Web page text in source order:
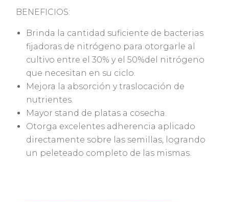
BENEFICIOS:
Brinda la cantidad suficiente de bacterias
fijadoras de nitrógeno para otorgarle al
cultivo entre el 30% y el 50%del nitrógeno
que necesitan en su ciclo.
Mejora la absorción y traslocación de
nutrientes.
Mayor stand de platas a cosecha.
Otorga excelentes adherencia aplicado
directamente sobre las semillas, logrando
un peleteado completo de las mismas.